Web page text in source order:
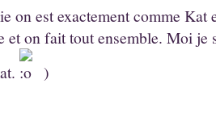
on est exactement comme Kat
et on fait tout ensemble. Moi je
)